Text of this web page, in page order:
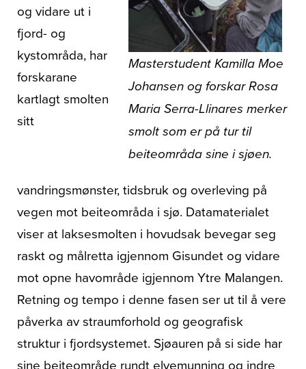
Masterstudent Kamilla Moe
Johansen og forskar Rosa
Maria Serra-Llinares merker
smolt som er på tur til
beiteområda sine i sjøen.
og vidare ut i
fjord- og
kystområda, har
forskarane
kartlagt smolten
sitt
vandringsmønster, tidsbruk og overleving på
vegen mot beiteområda i sjø. Datamaterialet
viser at laksesmolten i hovudsak bevegar seg
raskt og målretta igjennom Gisundet og vidare
mot opne havområde igjennom Ytre Malangen.
Retning og tempo i denne fasen ser ut til å vere
påverka av straumforhold og geografisk
struktur i fjordsystemet. Sjøauren på si side har
sine beiteområde rundt elvemunning og indre